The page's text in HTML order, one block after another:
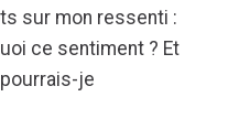
sur mon ressenti :
ce sentiment ? Et
je